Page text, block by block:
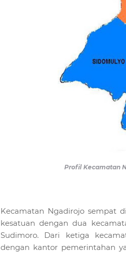
Profil Kecamatan
Kecamatan Ngadirojo sempat
kesatuan dengan dua
Sudimoro. Dari ketiga
dengan kantor pemerintahan